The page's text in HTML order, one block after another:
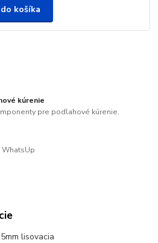
košíka
kúrenie
pre podlahové kúrenie.
WhatsUp
lisovacia